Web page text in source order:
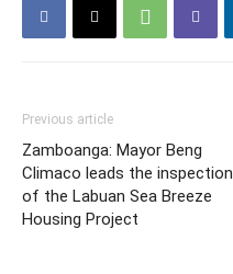
Previous article
Zamboanga: Mayor Beng
Climaco leads the inspection
of the Labuan Sea Breeze
Housing Project